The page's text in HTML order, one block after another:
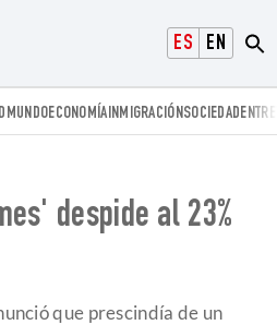
ESPAÑOLENGLISH
MUNDOECONOMÍAINMIGRACIÓNSOCIEDAD
despide al 23%
que prescindía de un